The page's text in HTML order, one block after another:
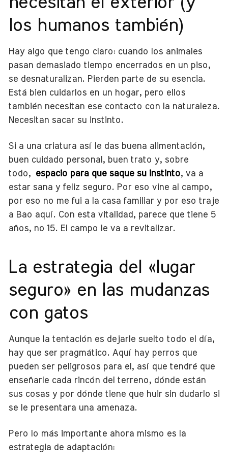
los humanos también)
Hay algo que tengo claro: cuando los animales
pasan demasiado tiempo encerrados en un piso,
se desnaturalizan. Pierden parte de su esencia.
Está bien cuidarlos en un hogar, pero ellos
también necesitan ese contacto con la naturaleza.
Necesitan sacar su instinto.
Si a una criatura así le das buena alimentación,
buen cuidado personal, buen trato y, sobre
todo,
espacio para que saque su instinto, va a
estar sana y feliz seguro. Por eso vine al campo,
por eso no me fui a la casa familiar y por eso traje
a Bao aquí. Con esta vitalidad, parece que tiene 5
años, no 15. El campo le va a revitalizar.
La estrategia del «lugar
seguro» en las mudanzas
con gatos
Aunque la tentación es dejarle suelto todo el día,
hay que ser pragmático. Aquí hay perros que
pueden ser peligrosos para el, así que tendré que
enseñarle cada rincón del terreno, dónde están
sus cosas y por dónde tiene que huir sin dudarlo si
se le presentara una amenaza.
Pero lo más importante ahora mismo es la
estrategia de adaptación: